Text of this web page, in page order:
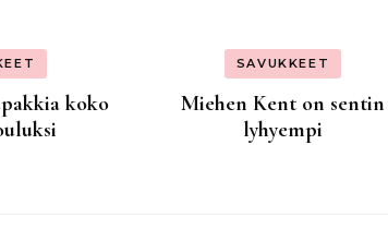
koko
SAVUKKEET
Miehen Kent on sentin
lyhyempi